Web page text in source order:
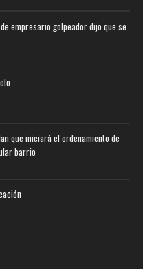
empresario golpeador dijo que se
que iniciará el ordenamiento de
barrio